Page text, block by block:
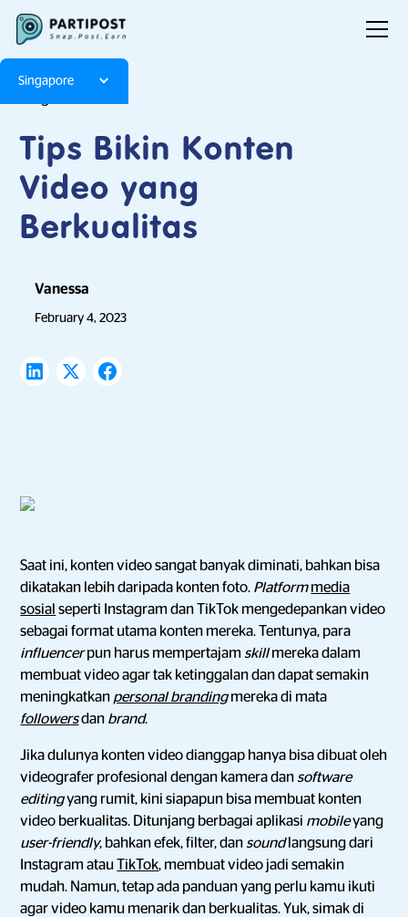
Singapore
Tips Bikin Konten
Video yang
Berkualitas
Vanessa
February 4, 2023
Saat ini, konten video sangat banyak diminati, bahkan bisa
dikatakan lebih daripada konten foto. Platformmedia
sosial seperti Instagram dan TikTok mengedepankan video
sebagai format utama konten mereka. Tentunya, para
influencerpun harus mempertajam skillmereka dalam
membuat video agar tak ketinggalan dan dapat semakin
meningkatkan personal branding mereka di mata
followersdan brand.
Jika dulunya konten video dianggap hanya bisa dibuat oleh
videografer profesional dengan kamera dan software
editingyang rumit, kini siapapun bisa membuat konten
video berkualitas. Ditunjang berbagai aplikasi mobileyang
user-friendly, bahkan efek, filter, dan sound langsung dari
Instagram atau TikTok, membuat video jadi semakin
mudah. Namun, tetap ada panduan yang perlu kamu ikuti
agar video kamu menarik dan berkualitas. Yuk, simak di